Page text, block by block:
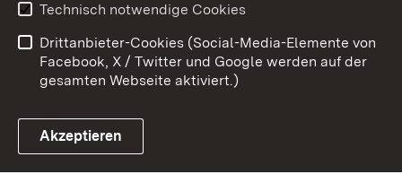
Link zum Landesportal
Barrierefreiheit
Benutzungshinweise
Impressum
Cookies
Technisch notwendige Cookies
Drittanbieter-Cookies (Social-Media-Elemente von
Facebook, X / Twitter und Google werden auf der
gesamten Webseite aktiviert.)
Akzeptieren